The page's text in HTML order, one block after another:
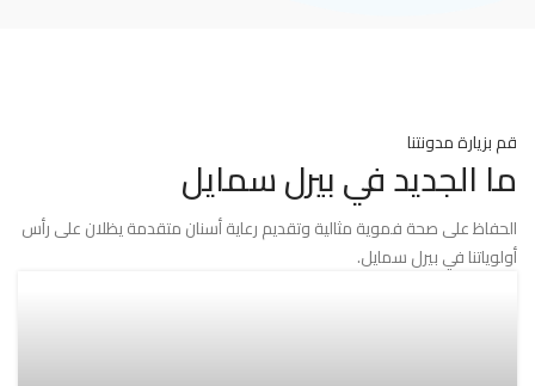
قم بزيارة مدونتنا
ما الجديد في بيرل سمايل
الحفاظ على صحة فموية مثالية وتقديم رعاية أسنان متقدمة يظلان على رأس
أولوياتنا في بيرل سمايل.